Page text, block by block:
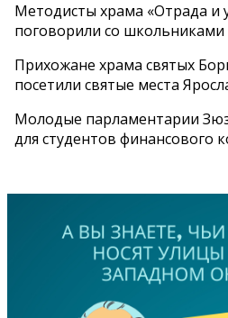
Методисты храма «Отрада и
поговорили со
Прихожане храма святых
посетили святые места
Молодые парламентарии
для студентов финансового